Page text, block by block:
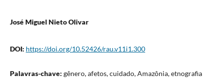
José Miguel Nieto Olivar
DOI: https://doi.org/10.52426/rau.v11i1.300
Palavras-chave: gênero, afetos, cuidado, Amazônia, etnografia